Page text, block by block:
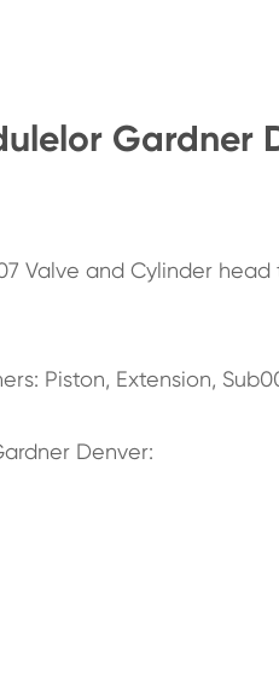
Gardner
Valve and Cylinder head
Piston, Extension,
Denver: